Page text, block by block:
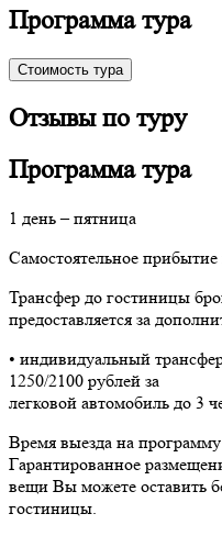
Программа тура
Стоимость тура
Отзывы по туру
Программа тура
1 день – пятница
Самостоятельное прибытие
Трансфер до гостиницы
предоставляется за
• индивидуальный
1250/2100 рублей за
легковой автомобиль до 3
Время выезда на
Гарантированное
вещи Вы можете оставить
гостиницы.